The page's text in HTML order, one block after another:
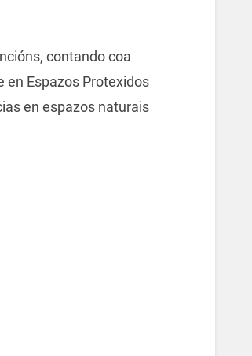
contando coa
en Espazos Protexidos
en espazos naturais